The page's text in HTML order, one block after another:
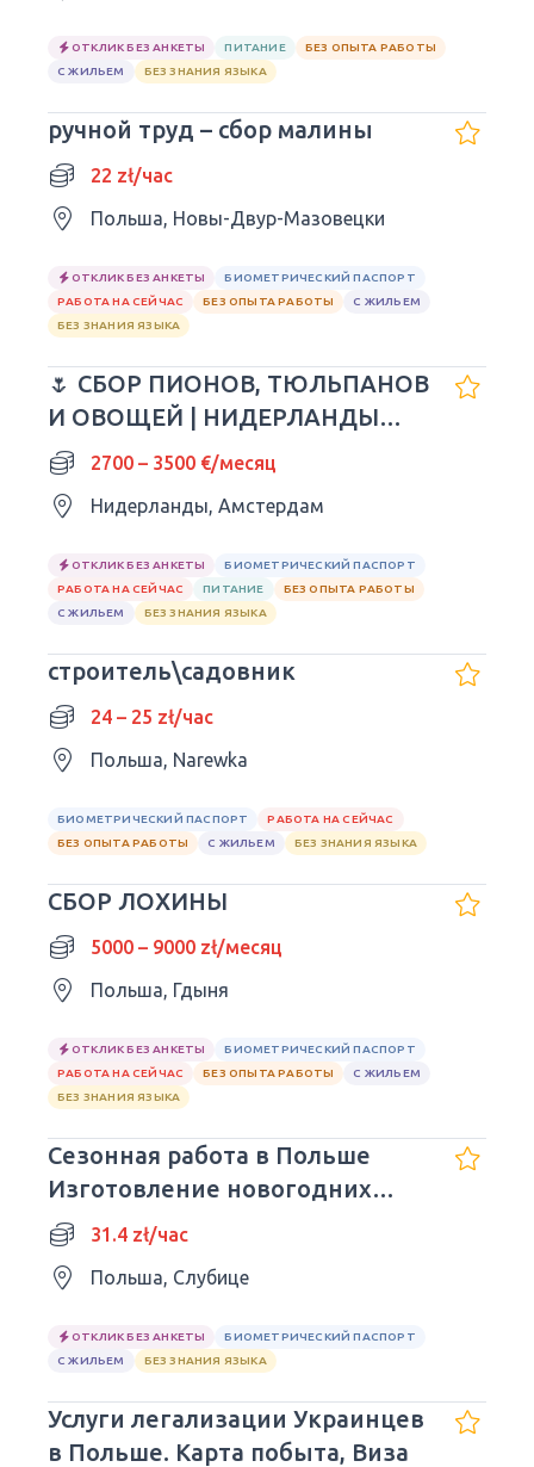
ОТКЛИК БЕЗ АНКЕТЫ ПИТАНИЕ
БЕЗ ОПЫТА РАБОТЫ
С ЖИЛЬЕМ
БЕЗ ЗНАНИЯ ЯЗЫКА
ручной труд – сбор малины
22 zł/час
Польша, Новы-Двур-Мазовецки
ОТКЛИК БЕЗ АНКЕТЫ
БИОМЕТРИЧЕСКИЙ ПАСПОРТ
РАБОТА НА СЕЙЧАС
БЕЗ ОПЫТА РАБОТЫ
С ЖИЛЬЕМ
БЕЗ ЗНАНИЯ ЯЗЫКА
🌷 СБОР ПИОНОВ, ТЮЛЬПАНОВ
И ОВОЩЕЙ | НИДЕРЛАНДЫ
🇳🇱2700 – 3500 €/месяц
Нидерланды, Амстердам
ОТКЛИК БЕЗ АНКЕТЫ
БИОМЕТРИЧЕСКИЙ ПАСПОРТ
РАБОТА НА СЕЙЧАС
ПИТАНИЕ
БЕЗ ОПЫТА РАБОТЫ
С ЖИЛЬЕМ
БЕЗ ЗНАНИЯ ЯЗЫКА
строитель\садовник
24 – 25 zł/час
Польша, Narewka
БИОМЕТРИЧЕСКИЙ ПАСПОРТ
РАБОТА НА СЕЙЧАС
БЕЗ ОПЫТА РАБОТЫ
С ЖИЛЬЕМ БЕЗ ЗНАНИЯ ЯЗЫКА
СБОР ЛОХИНЫ
5000 – 9000 zł/месяц
Польша, Гдыня
ОТКЛИК БЕЗ АНКЕТЫ
БИОМЕТРИЧЕСКИЙ ПАСПОРТ
РАБОТА НА СЕЙЧАС
БЕЗ ОПЫТА РАБОТЫ
С ЖИЛЬЕМ
БЕЗ ЗНАНИЯ ЯЗЫКА
Сезонная работа в Польше
Изготовление новогодних
декораций
31.4 zł/час
Польша, Слубице
ОТКЛИК БЕЗ АНКЕТЫ
БИОМЕТРИЧЕСКИЙ ПАСПОРТ
С ЖИЛЬЕМ
БЕЗ ЗНАНИЯ ЯЗЫКА
Услуги легализации Украинцев
в Польше. Карта побыта, Виза